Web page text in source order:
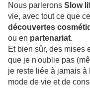
Nous parlerons Slow
vie, avec tout ce que
découvertes
ou en partenariat.
Et bien sûr, des mises
que je n'oublie pas
je reste liée à jamais à
mode de vie et de